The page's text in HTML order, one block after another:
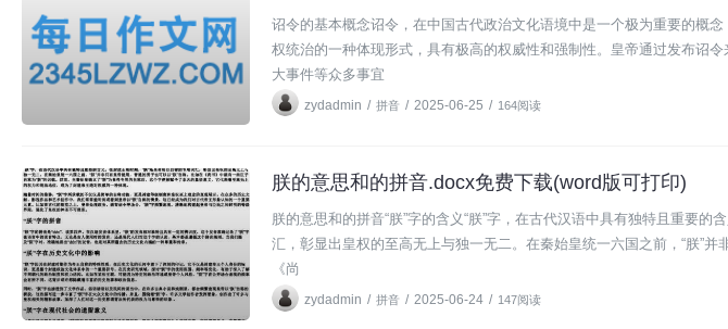
诏令的基本概念诏令，在中国古代政治文化语境中是一个极为重要的概
权统治的一种体现形式，具有极高的权威性和强制性。皇帝通过发布诏
大事件等众多事宜
zydadmin / 拼音 / 2025-06-25 / 164阅读
拼音
朕的意思和的拼音.docx免费下载(word版可打印)
朕的意思和的拼音“朕”字的含义“朕”字，在古代汉语中具有独特且重要的
汇，彰显出皇权的至高无上与独一无二。在秦始皇统一六国之前，“朕”并
《尚
zydadmin / 拼音 / 2025-06-24 / 147阅读